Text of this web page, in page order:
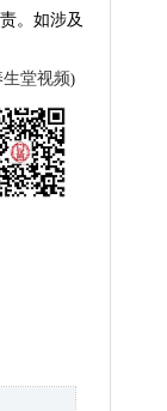
。如涉及
生堂视频)